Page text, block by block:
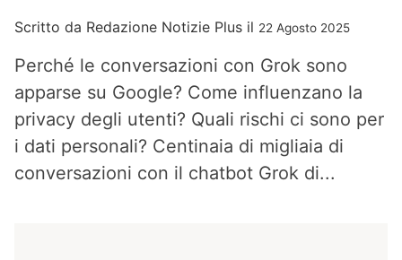
Scritto da Redazione Notizie Plus il 22 Agosto 2025
Perché le conversazioni con Grok sono
apparse su Google? Come influenzano la
privacy degli utenti? Quali rischi ci sono per
i dati personali? Centinaia di migliaia di
conversazioni con il chatbot Grok di...